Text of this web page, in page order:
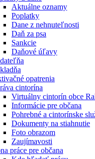
Aktuálne oznamy
Poplatky
Dane z nehnuteľnosti
Daň za psa
Sankcie
Daňové úľavy
opatrenia
cintorína
Virtuálny cintorín obce
Informácie pre občana
Pohrebné a cintorínske
Dokumenty na stiahnutie
Foto obrazom
Zaujímavosti
práce pre občana